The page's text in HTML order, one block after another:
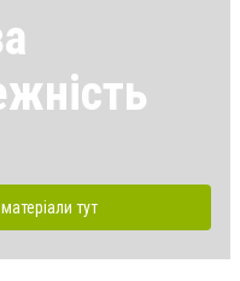
матеріали тут